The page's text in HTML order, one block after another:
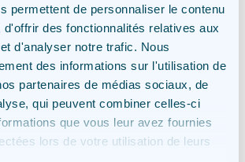
permettent de personnaliser le contenu
d'offrir des fonctionnalités relatives aux
d'analyser notre trafic. Nous
des informations sur l'utilisation de
partenaires de médias sociaux, de
qui peuvent combiner celles-ci
que vous leur avez fournies
lors de votre utilisation de leurs
est développé en concertation
du territoire et respecte le
en vigueur.